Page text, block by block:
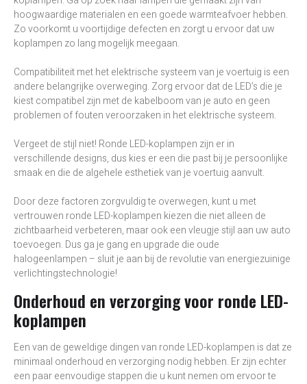
hoogwaardige materialen en een goede warmteafvoer hebben.
Zo voorkomt u voortijdige defecten en zorgt u ervoor dat uw
koplampen zo lang mogelijk meegaan.
Compatibiliteit met het elektrische systeem van je voertuig is een
andere belangrijke overweging. Zorg ervoor dat de LED’s die je
kiest compatibel zijn met de kabelboom van je auto en geen
problemen of fouten veroorzaken in het elektrische systeem.
Vergeet de stijl niet! Ronde LED-koplampen zijn er in
verschillende designs, dus kies er een die past bij je persoonlijke
smaak en die de algehele esthetiek van je voertuig aanvult.
Door deze factoren zorgvuldig te overwegen, kunt u met
vertrouwen ronde LED-koplampen kiezen die niet alleen de
zichtbaarheid verbeteren, maar ook een vleugje stijl aan uw auto
toevoegen. Dus ga je gang en upgrade die oude
halogeenlampen – sluit je aan bij de revolutie van energiezuinige
verlichtingstechnologie!
Onderhoud en verzorging voor ronde LED-
koplampen
Een van de geweldige dingen van ronde LED-koplampen is dat ze
minimaal onderhoud en verzorging nodig hebben. Er zijn echter
een paar eenvoudige stappen die u kunt nemen om ervoor te